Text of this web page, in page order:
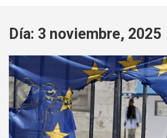
t
Día: 3 noviembre, 2025